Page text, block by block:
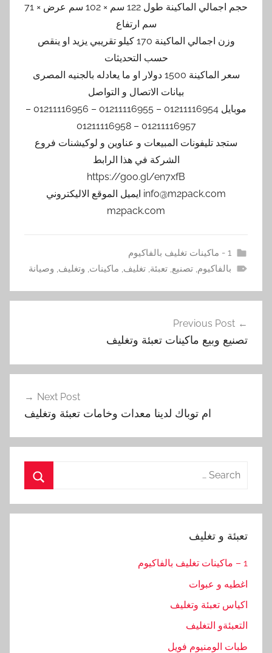
حجم اجمالي الماكينة طول 122 سم × 102 سم عرض × 71
سم ارتفاع
وزن اجمالي الماكينة 170 كيلو تقريبي يزيد او ينقص
حسب التحديثات
سعر الماكينة 1500 دولار او ما يعادله بالجنيه المصرى
بيانات الاتصال و التواصل
موبايل 01211116954 – 01211116955 – 01211116956 –
01211116957 – 01211116958
ستجد تليفونات المبيعات و عناوين و لوكيشنات فروع
الشركة في هذا الرابط
https://goo.gl/en7xfB
info@m2pack.com ايميل الموقع الاليكتروني
m2pack.com
1 - ماكينات تغليف بالفاكيوم
بالفاكيوم,تصنيع,تعبئة,تغليف, ماكينات, وتغليف, وصيانة
المقالات
Previous Post
تصنيع وبيع ماكينات تعبئة وتغليف
Next Post
ام توباك لدينا معدات وخامات تعبئة وتغليف
Search
تعبئة و تغليف
1 – ماكينات تغليف بالفاكيوم
اغطيه و عبوات
اكياس تعبئة وتغليف
التعبئةو التغليف
طبات الومنيوم فويل